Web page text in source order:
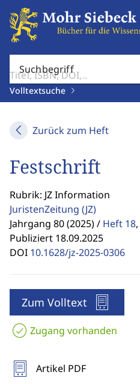
Suchbegriff
Volltextsuche
Zurück zum Heft
Festschrift
Rubrik: JZ Information
JuristenZeitung (JZ)
Jahrgang 80 (2025) / Heft 18,
Publiziert 18.09.2025
DOI 10.1628/jz-2025-0306
Zum Volltext
Zugang vorhanden
Artikel PDF